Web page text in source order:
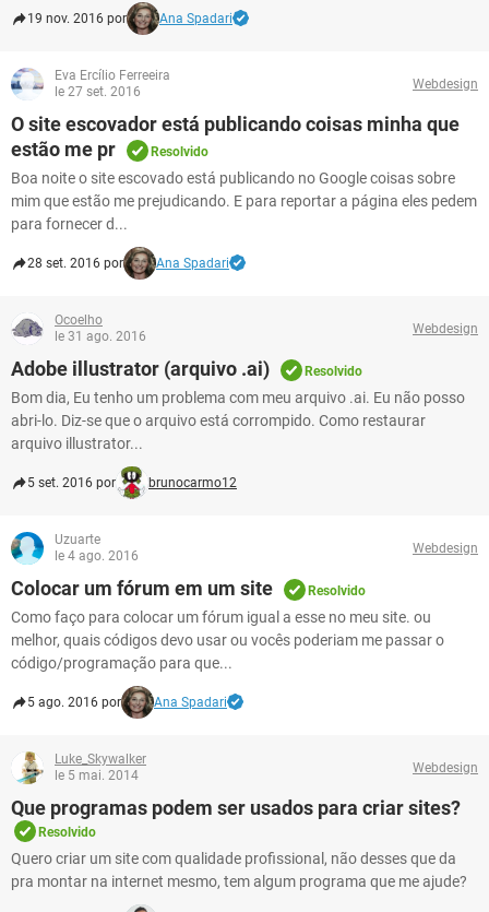
19 nov. 2016 por Ana Spadari
Eva Ercílio Ferreeira
le 27 set. 2016
Webdesign
O site escovador está publicando coisas minha que
estão me pr
Resolvido
Boa noite o site escovado está publicando no Google coisas sobre
mim que estão me prejudicando. E para reportar a página eles pedem
para fornecer d...
28 set. 2016 por Ana Spadari
Ocoelho
le 31 ago. 2016
Webdesign
Adobe illustrator (arquivo .ai) Resolvido
Bom dia, Eu tenho um problema com meu arquivo .ai. Eu não posso
abri-lo. Diz-se que o arquivo está corrompido. Como restaurar
arquivo illustrator...
5 set. 2016 por brunocarmo12
Uzuarte
le 4 ago. 2016
Webdesign
Colocar um fórum em um site Resolvido
Como faço para colocar um fórum igual a esse no meu site. ou
melhor, quais códigos devo usar ou vocês poderiam me passar o
código/programação para que...
5 ago. 2016 por Ana Spadari
Luke_Skywalker
le 5 mai. 2014
Webdesign
Que programas podem ser usados para criar sites?
Resolvido
Quero criar um site com qualidade profissional, não desses que da
pra montar na internet mesmo, tem algum programa que me ajude?